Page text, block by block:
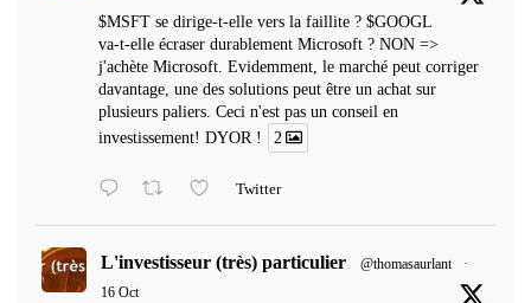
$MSFT se dirige-t-elle vers la faillite ? $GOOGL
va-t-elle écraser durablement Microsoft ? NON =>
j'achète Microsoft. Evidemment, le marché peut corriger
davantage, une des solutions peut être un achat sur
plusieurs paliers. Ceci n'est pas un conseil en
investissement! DYOR !
2
Twitter
L'investisseur (très) particulier @thomasaurlant
·
16 Oct